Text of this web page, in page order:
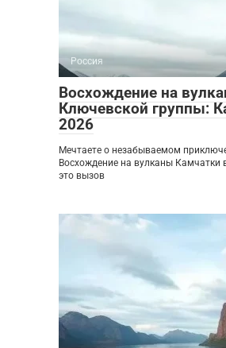
Россия
Восхождение на
Ключевской группы:
2026
Мечтаете о незабываемом
Восхождение на вулканы Камчатки
это вызов